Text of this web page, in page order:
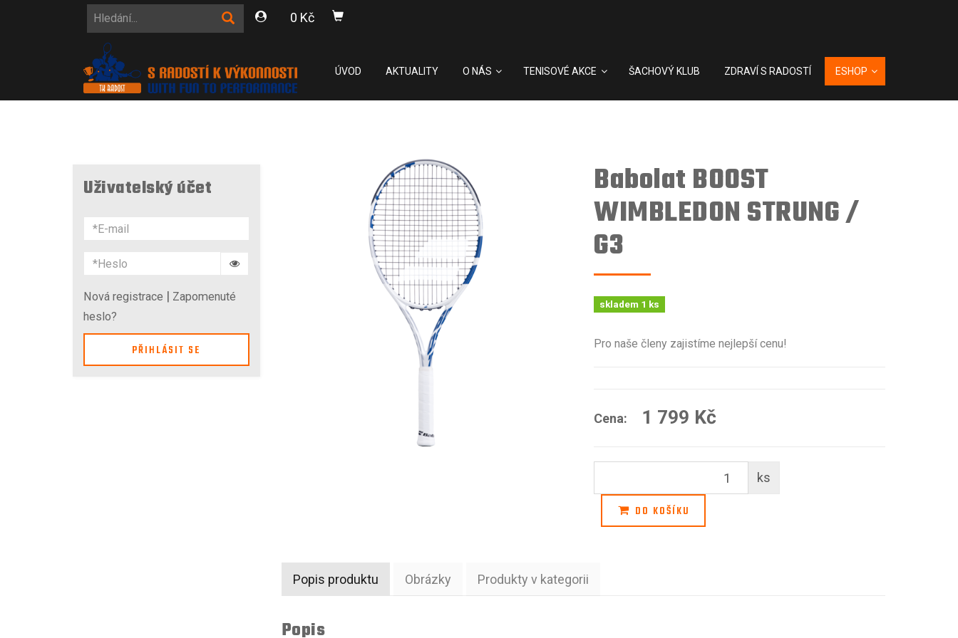
0 Kč
ÚVOD AKTUALITY O NÁS TENISOVÉ AKCE ŠACHOVÝ KLUB ZDRAVÍ S RADOSTÍ ESHOP
Uživatelský účet
Nová registrace | Zapomenuté
heslo?
PŘIHLÁSIT SE
Babolat BOOST
WIMBLEDON STRUNG /
G3
skladem 1 ks
Pro naše členy zajistíme nejlepší cenu!
Cena: 1 799 Kč
ks
DO KOŠÍKU
Popis produktu Obrázky Produkty v kategorii
Popis